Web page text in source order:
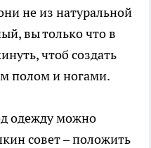
не из натуральной
вы только что в
чтоб создать
полом и ногами.
одежду можно
совет – положить